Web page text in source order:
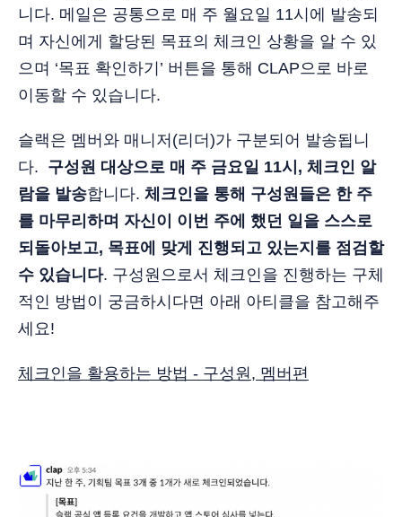
니다. 메일은 공통으로 매 주 월요일 11시에 발송되
며 자신에게 할당된 목표의 체크인 상황을 알 수 있
으며 ‘목표 확인하기’ 버튼을 통해 CLAP으로 바로
이동할 수 있습니다.
슬랙은 멤버와 매니저(리더)가 구분되어 발송됩니
다. 구성원 대상으로 매 주 금요일 11시, 체크인 알
람을 발송합니다. 체크인을 통해 구성원들은 한 주
를 마무리하며 자신이 이번 주에 했던 일을 스스로
되돌아보고, 목표에 맞게 진행되고 있는지를 점검할
수 있습니다. 구성원으로서 체크인을 진행하는 구체
적인 방법이 궁금하시다면 아래 아티클을 참고해주
세요!
체크인을 활용하는 방법 - 구성원, 멤버편